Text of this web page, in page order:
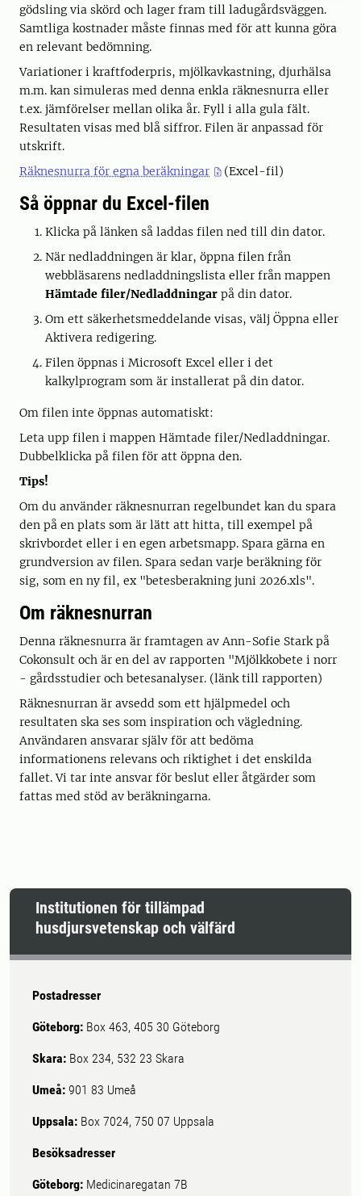
gödsling via skörd och lager fram till ladugårdsväggen.
Samtliga kostnader måste finnas med för att kunna göra
en relevant bedömning.
Variationer i kraftfoderpris, mjölkavkastning, djurhälsa
m.m. kan simuleras med denna enkla räknesnurra eller
t.ex. jämförelser mellan olika år. Fyll i alla gula fält.
Resultaten visas med blå siffror. Filen är anpassad för
utskrift.
Räknesnurra för egna beräkningar
(Excel-fil)
Så öppnar du Excel-filen
Klicka på länken så laddas filen ned till din dator.
När nedladdningen är klar, öppna filen från
webbläsarens nedladdningslista eller från mappen
Hämtade filer/Nedladdningar på din dator.
Om ett säkerhetsmeddelande visas, välj Öppna eller
Aktivera redigering.
Filen öppnas i Microsoft Excel eller i det
kalkylprogram som är installerat på din dator.
Om filen inte öppnas automatiskt:
Leta upp filen i mappen Hämtade filer/Nedladdningar.
Dubbelklicka på filen för att öppna den.
Tips!
Om du använder räknesnurran regelbundet kan du spara
den på en plats som är lätt att hitta, till exempel på
skrivbordet eller i en egen arbetsmapp. Spara gärna en
grundversion av filen. Spara sedan varje beräkning för
sig, som en ny fil, ex "betesberakning juni 2026.xls".
Om räknesnurran
Denna räknesnurra är framtagen av Ann-Sofie Stark på
Cokonsult och är en del av rapporten "Mjölkkobete i norr
- gårdsstudier och betesanalyser. (länk till rapporten)
Räknesnurran är avsedd som ett hjälpmedel och
resultaten ska ses som inspiration och vägledning.
Användaren ansvarar själv för att bedöma
informationens relevans och riktighet i det enskilda
fallet. Vi tar inte ansvar för beslut eller åtgärder som
fattas med stöd av beräkningarna.
Institutionen för tillämpad
husdjursvetenskap och välfärd
Postadresser
Göteborg: Box 463, 405 30 Göteborg
Skara: Box 234, 532 23 Skara
Umeå: 901 83 Umeå
Uppsala: Box 7024, 750 07 Uppsala
Besöksadresser
Göteborg: Medicinaregatan 7B